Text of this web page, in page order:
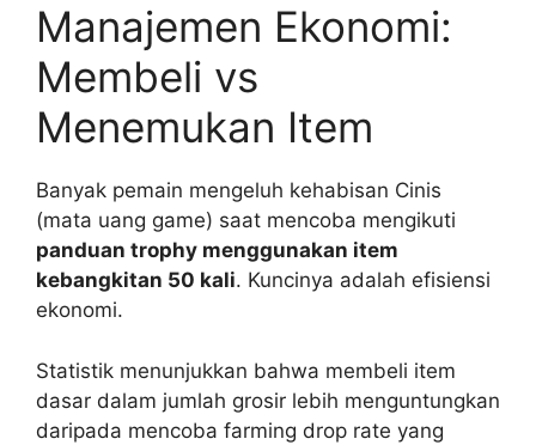
Manajemen Ekonomi:
Membeli vs
Menemukan Item
Banyak pemain mengeluh kehabisan Cinis
(mata uang game) saat mencoba mengikuti
panduan trophy menggunakan item
kebangkitan 50 kali. Kuncinya adalah efisiensi
ekonomi.
Statistik menunjukkan bahwa membeli item
dasar dalam jumlah grosir lebih menguntungkan
daripada mencoba farming drop rate yang